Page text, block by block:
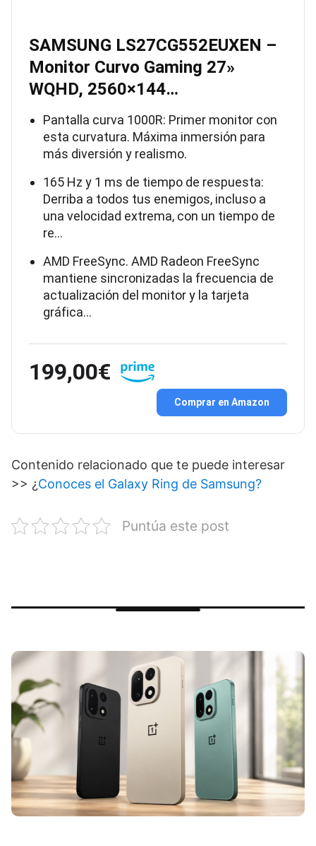
SAMSUNG LS27CG552EUXEN –
Monitor Curvo Gaming 27»
WQHD, 2560×144…
Pantalla curva 1000R: Primer monitor con
esta curvatura. Máxima inmersión para
más diversión y realismo.
165 Hz y 1 ms de tiempo de respuesta:
Derriba a todos tus enemigos, incluso a
una velocidad extrema, con un tiempo de
re…
AMD FreeSync. AMD Radeon FreeSync
mantiene sincronizadas la frecuencia de
actualización del monitor y la tarjeta
gráfica…
199,00€
Comprar en Amazon
Contenido relacionado que te puede interesar
>> ¿Conoces el Galaxy Ring de Samsung?
Puntúa este post